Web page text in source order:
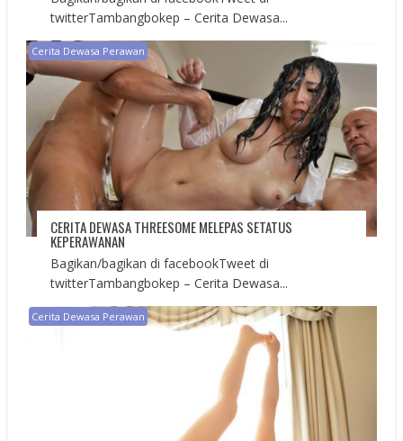
twitterTambangbokep – Cerita Dewasa...
Cerita Dewasa Perawan
CERITA DEWASA THREESOME MELEPAS SETATUS
KEPERAWANAN
Bagikan/bagikan di facebookTweet di
twitterTambangbokep – Cerita Dewasa...
Cerita Dewasa Perawan